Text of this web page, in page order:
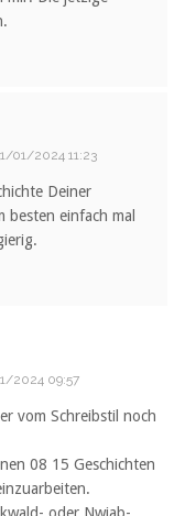
01/2024 11:23
Deiner
besten einfach mal
2024 09:57
vom Schreibstil noch
08 15 Geschichten
oder Nwiab-